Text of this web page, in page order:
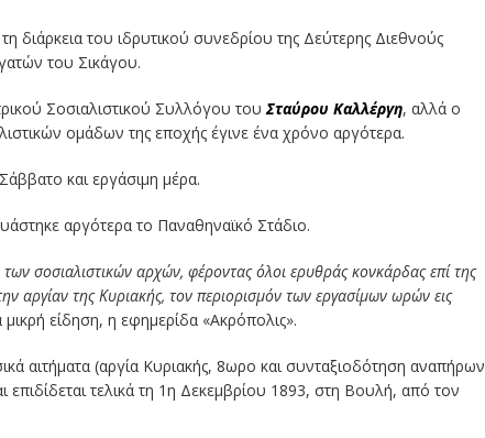
διάρκεια του ιδρυτικού συνεδρίου της Δεύτερης Διεθνούς
του Σικάγου.
Σοσιαλιστικού Συλλόγου του Σταύρου Καλλέργη, αλλά ο
ομάδων της εποχής έγινε ένα χρόνο αργότερα.
και εργάσιμη μέρα.
αργότερα το Παναθηναϊκό Στάδιο.
σοσιαλιστικών αρχών, φέροντας όλοι ερυθράς κονκάρδας επί της
αργίαν της Κυριακής, τον περιορισμόν των εργασίμων ωρών εις
είδηση, η εφημερίδα «Ακρόπολις».
αιτήματα (αργία Κυριακής, 8ωρο και συνταξιοδότηση αναπήρων
επιδίδεται τελικά τη 1η Δεκεμβρίου 1893, στη Βουλή, από τον